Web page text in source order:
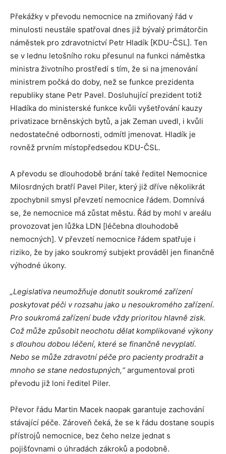
Překážky v převodu nemocnice na zmiňovaný řád v
minulosti neustále spatřoval dnes již bývalý primátorčin
náměstek pro zdravotnictví Petr Hladík [KDU-ČSL]. Ten
se v lednu letošního roku přesunul na funkci náměstka
ministra životního prostředí s tím, že si na jmenování
ministrem počká do doby, než se funkce prezidenta
republiky stane Petr Pavel. Dosluhující prezident totiž
Hladíka do ministerské funkce kvůli vyšetřování kauzy
privatizace brněnských bytů, a jak Zeman uvedl, i kvůli
nedostatečné odbornosti, odmítl jmenovat. Hladík je
rovněž prvním místopředsedou KDU-ČSL.
A převodu se dlouhodobě brání také ředitel Nemocnice
Milosrdných bratří Pavel Piler, který již dříve několikrát
zpochybnil smysl převzetí nemocnice řádem. Domnívá
se, že nemocnice má zůstat městu. Řád by mohl v areálu
provozovat jen lůžka LDN [léčebna dlouhodobě
nemocných]. V převzetí nemocnice řádem spatřuje i
riziko, že by jako soukromý subjekt prováděl jen finančně
výhodné úkony.
„Legislativa neumožňuje donutit soukromé zařízení
poskytovat péči v rozsahu jako u nesoukromého zařízení.
Pro soukromá zařízení bude vždy prioritou hlavně zisk.
Což může způsobit neochotu dělat komplikované výkony
s dlouhou dobou léčení, které se finančně nevyplatí.
Nebo se může zdravotní péče pro pacienty prodražit a
mnoho se stane nedostupných,“argumentoval proti
převodu již loni ředitel Piler.
Převor řádu Martin Macek naopak garantuje zachování
stávající péče. Zároveň čeká, že se k řádu dostane soupis
přístrojů nemocnice, bez čeho nelze jednat s
pojišťovnami o úhradách zákroků a podobně.